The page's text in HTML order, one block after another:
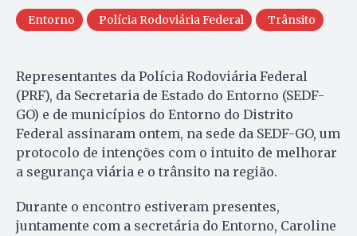
Entorno Polícia Rodoviária Federal Trânsito
Representantes da Polícia Rodoviária Federal
(PRF), da Secretaria de Estado do Entorno (SEDF-
GO) e de municípios do Entorno do Distrito
Federal assinaram ontem, na sede da SEDF-GO, um
protocolo de intenções com o intuito de melhorar
a segurança viária e o trânsito na região.
Durante o encontro estiveram presentes,
juntamente com a secretária do Entorno, Caroline